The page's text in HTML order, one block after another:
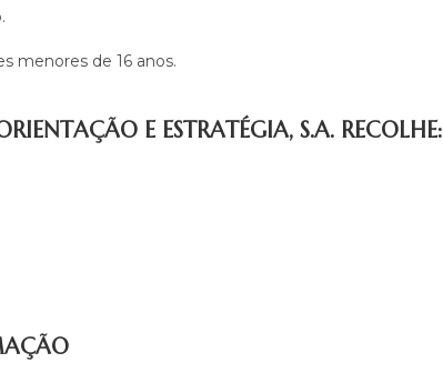
menores de 16 anos.
E ESTRATÉGIA, S.A. RECOLHE: